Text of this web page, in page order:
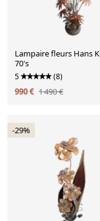
Lampaire fleurs Hans
70's
5 (8)
990 € 1 490 €
-29%